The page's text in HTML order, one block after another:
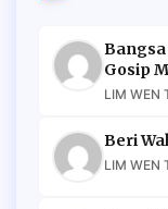
Gosip
LIM WEN
Beri
LIM WEN